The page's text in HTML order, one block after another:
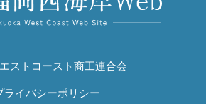
ストコースト商工連合会
ライバシーポリシー